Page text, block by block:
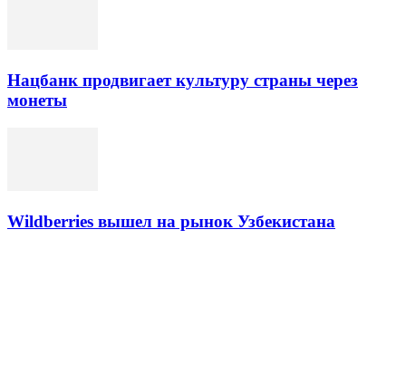
Нацбанк продвигает культуру страны через
монеты
Wildberries вышел на рынок Узбекистана